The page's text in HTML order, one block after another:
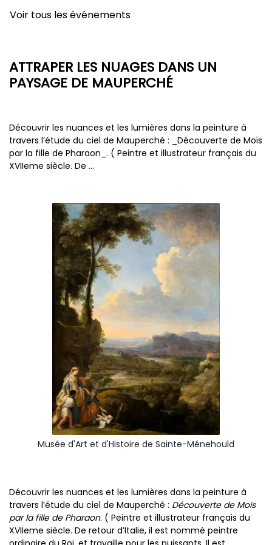
Voir tous les événements
ATTRAPER LES NUAGES DANS UN
PAYSAGE DE MAUPERCHÉ
Découvrir les nuances et les lumières dans la peinture à
travers l’étude du ciel de Mauperché : _Découverte de Moïs
par la fille de Pharaon_. ( Peintre et illustrateur français du
XVIIeme siècle. De …
Musée d'Art et d'Histoire de Sainte-Ménehould
Découvrir les nuances et les lumières dans la peinture à
travers l’étude du ciel de Mauperché : Découverte de Moïs
par la fille de Pharaon. ( Peintre et illustrateur français du
XVIIeme siècle. De retour d’Italie, il est nommé peintre